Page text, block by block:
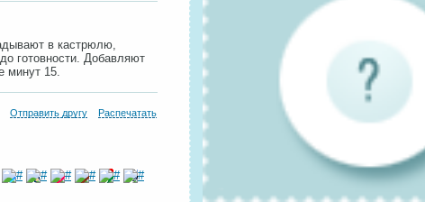
в кастрюлю,
готовности. Добавляют
минут 15.
Отправить другу Распечатать